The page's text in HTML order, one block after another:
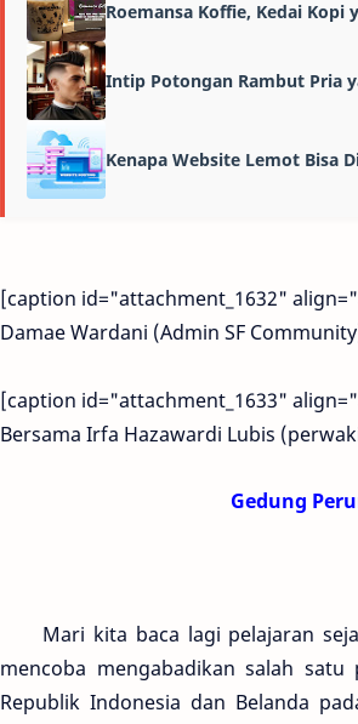
Roemansa Koffie, Kedai
Intip Potongan Rambut Pria
Kenapa Website Lemot Bisa
[caption id="attachment_1632"
Damae Wardani (Admin SF
[caption id="attachment_1633"
Bersama Irfa Hazawardi Lubis
Gedung
Mari kita baca lagi pelajaran
mencoba mengabadikan salah
Republik Indonesia dan Belanda